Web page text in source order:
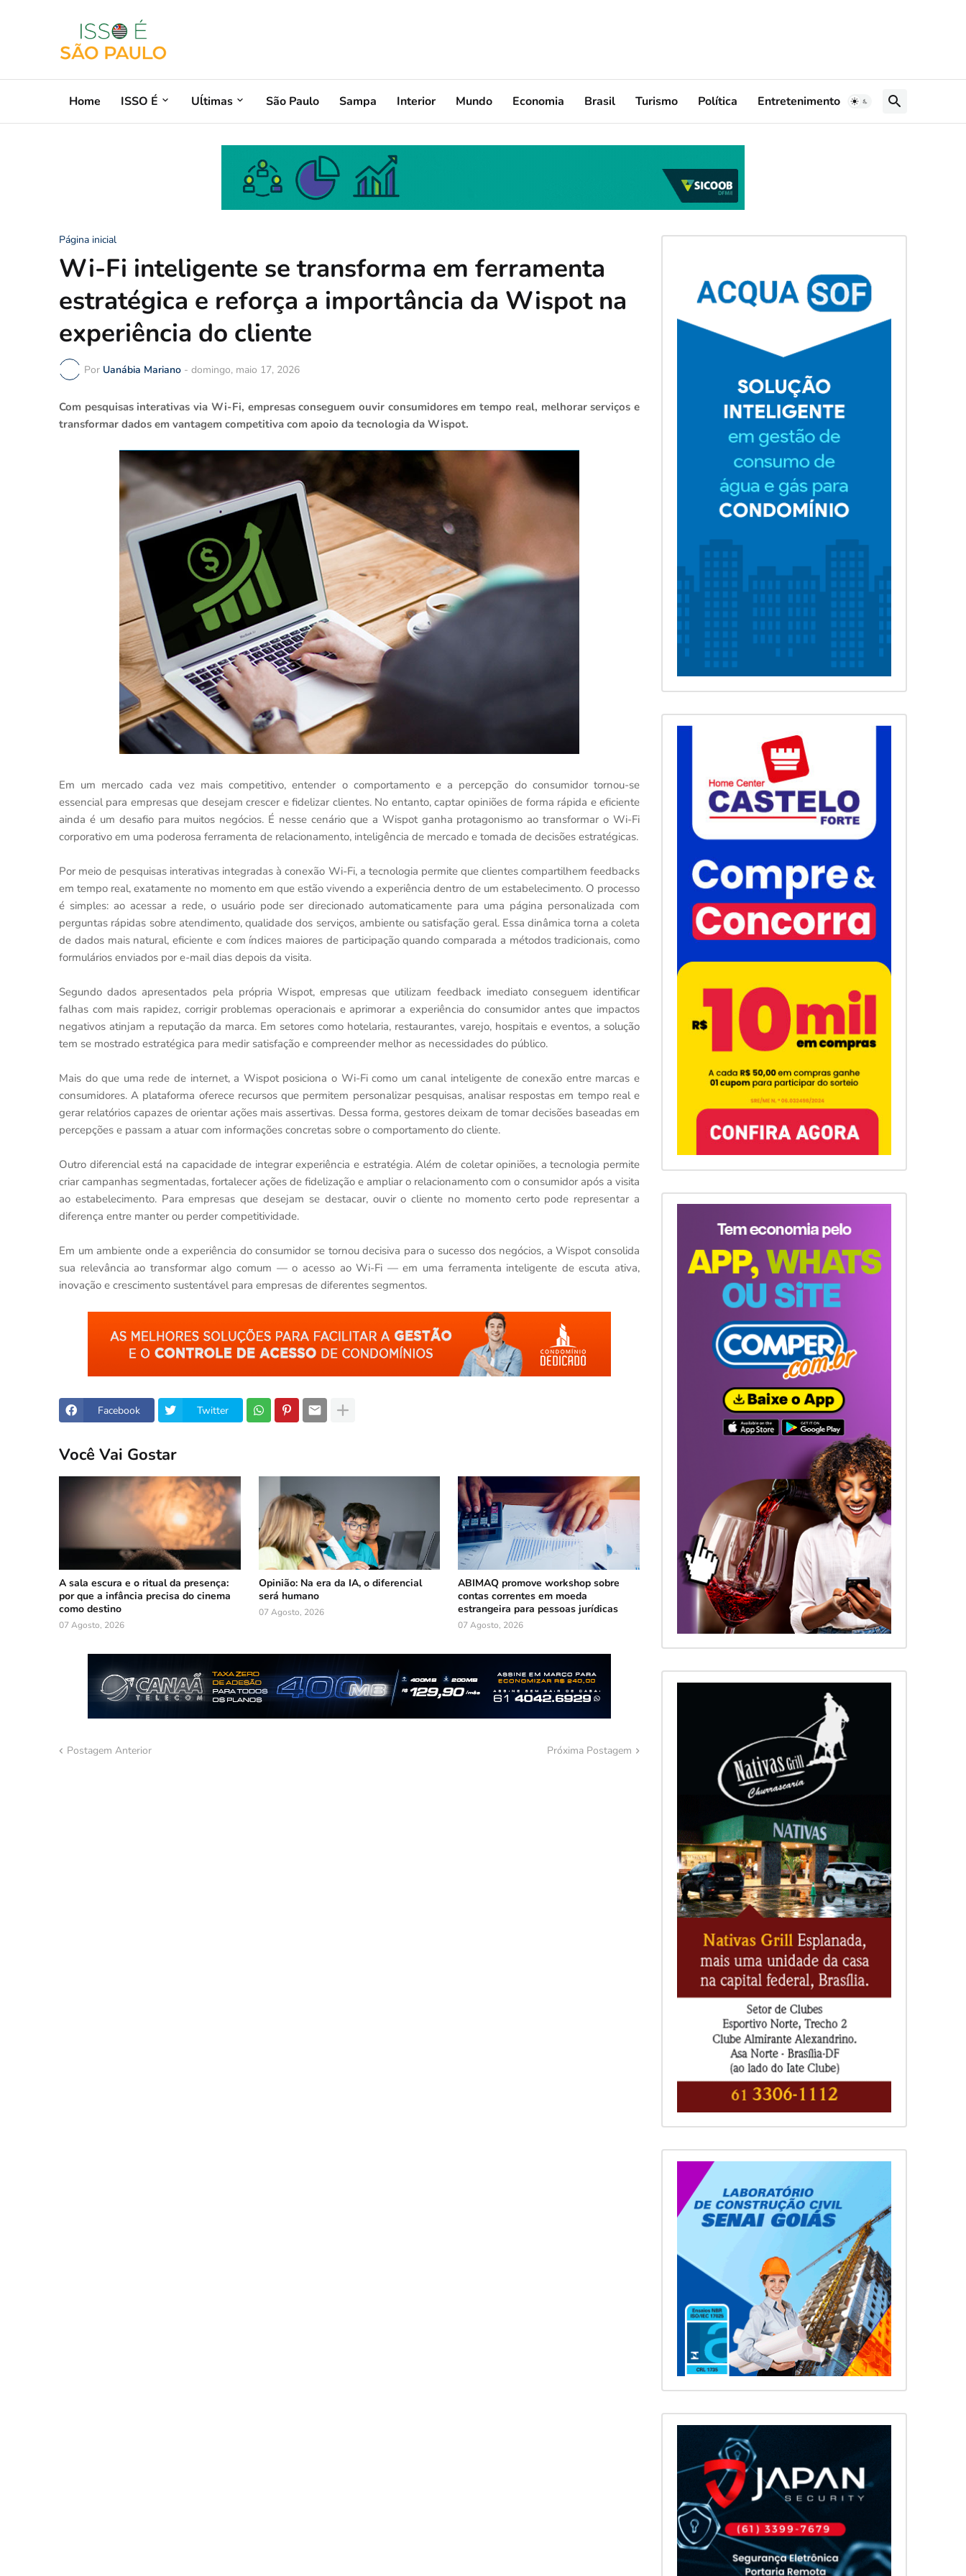
Home ISSO É Uĺtimas São Paulo Sampa Interior Mundo Economia Brasil Turismo Política Entretenimento
Página inicial
Wi-Fi inteligente se transforma em ferramenta
estratégica e reforça a importância da Wispot na
experiência do cliente
Por Uanábia Mariano - domingo, maio 17, 2026
Com pesquisas interativas via Wi-Fi, empresas conseguem ouvir consumidores em tempo real, melhorar serviços e
transformar dados em vantagem competitiva com apoio da tecnologia da Wispot.
Em um mercado cada vez mais competitivo, entender o comportamento e a percepção do consumidor tornou-se
essencial para empresas que desejam crescer e fidelizar clientes. No entanto, captar opiniões de forma rápida e eficiente
ainda é um desafio para muitos negócios. É nesse cenário que a Wispot ganha protagonismo ao transformar o Wi-Fi
corporativo em uma poderosa ferramenta de relacionamento, inteligência de mercado e tomada de decisões estratégicas.
Por meio de pesquisas interativas integradas à conexão Wi-Fi, a tecnologia permite que clientes compartilhem feedbacks
em tempo real, exatamente no momento em que estão vivendo a experiência dentro de um estabelecimento. O processo
é simples: ao acessar a rede, o usuário pode ser direcionado automaticamente para uma página personalizada com
perguntas rápidas sobre atendimento, qualidade dos serviços, ambiente ou satisfação geral. Essa dinâmica torna a coleta
de dados mais natural, eficiente e com índices maiores de participação quando comparada a métodos tradicionais, como
formulários enviados por e-mail dias depois da visita.
Segundo dados apresentados pela própria Wispot, empresas que utilizam feedback imediato conseguem identificar
falhas com mais rapidez, corrigir problemas operacionais e aprimorar a experiência do consumidor antes que impactos
negativos atinjam a reputação da marca. Em setores como hotelaria, restaurantes, varejo, hospitais e eventos, a solução
tem se mostrado estratégica para medir satisfação e compreender melhor as necessidades do público.
Mais do que uma rede de internet, a Wispot posiciona o Wi-Fi como um canal inteligente de conexão entre marcas e
consumidores. A plataforma oferece recursos que permitem personalizar pesquisas, analisar respostas em tempo real e
gerar relatórios capazes de orientar ações mais assertivas. Dessa forma, gestores deixam de tomar decisões baseadas em
percepções e passam a atuar com informações concretas sobre o comportamento do cliente.
Outro diferencial está na capacidade de integrar experiência e estratégia. Além de coletar opiniões, a tecnologia permite
criar campanhas segmentadas, fortalecer ações de fidelização e ampliar o relacionamento com o consumidor após a visita
ao estabelecimento. Para empresas que desejam se destacar, ouvir o cliente no momento certo pode representar a
diferença entre manter ou perder competitividade.
Em um ambiente onde a experiência do consumidor se tornou decisiva para o sucesso dos negócios, a Wispot consolida
sua relevância ao transformar algo comum — o acesso ao Wi-Fi — em uma ferramenta inteligente de escuta ativa,
inovação e crescimento sustentável para empresas de diferentes segmentos.
Facebook Twitter
Você Vai Gostar
A sala escura e o ritual da presença:
por que a infância precisa do cinema
como destino
07 Agosto, 2026
Opinião: Na era da IA, o diferencial
será humano
07 Agosto, 2026
ABIMAQ promove workshop sobre
contas correntes em moeda
estrangeira para pessoas jurídicas
07 Agosto, 2026
Postagem Anterior Próxima Postagem